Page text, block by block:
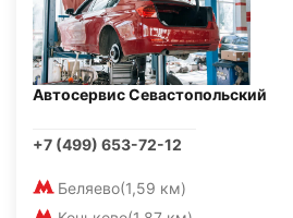
Автосервис Севастопольский
+7 (499) 653-72-12
Беляево(1,59 км)